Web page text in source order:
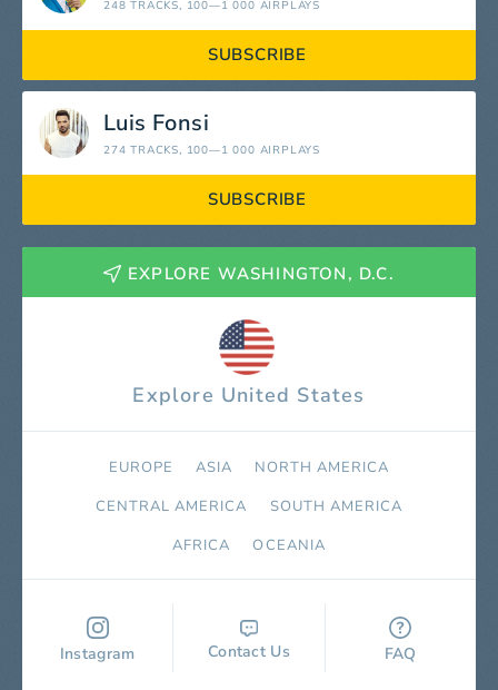
248 TRACKS, 100—1 000 AIRPLAYS
SUBSCRIBE
Luis Fonsi
274 TRACKS, 100—1 000 AIRPLAYS
SUBSCRIBE
EXPLORE WASHINGTON, D.C.
Explore United States
EUROPE ASIA
NORTH AMERICA
СENTRAL AMERICA
SOUTH AMERICA
AFRICA
OCEANIA
Instagram Contact Us FAQ